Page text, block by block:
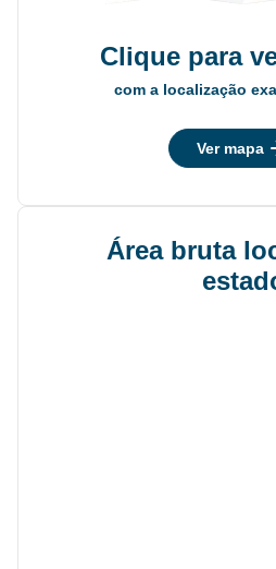
Clique para
com a localização
Ver mapa
Área bruta